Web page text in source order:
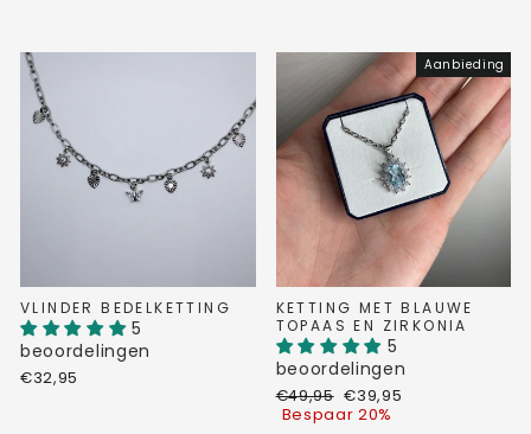
VLINDER BEDELKETTING
5
beoordelingen
€32,95
Aanbieding
KETTING MET BLAUWE
TOPAAS EN ZIRKONIA
5
beoordelingen
Normale
prijs
€49,95 Verkoopprijs
€39,95
Bespaar 20%